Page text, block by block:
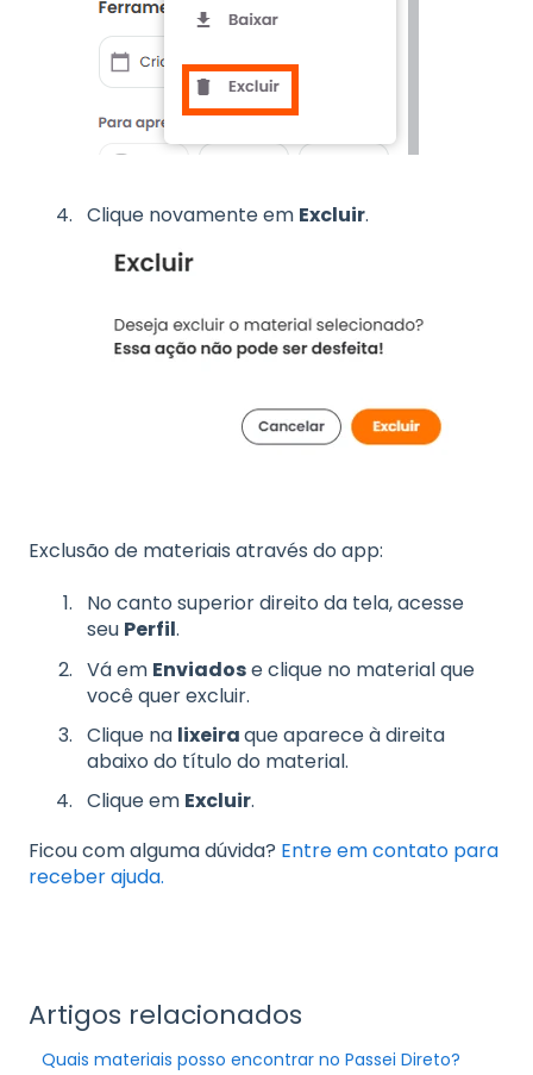
Clique novamente em Excluir.
Exclusão de materiais através do app:
No canto superior direito da tela, acesse
seu Perfil.
Vá em Enviadose clique no material que
você quer excluir.
Clique na lixeiraque aparece à direita
abaixo do título do material.
Clique em Excluir.
Ficou com alguma dúvida? Entre em contato para
receber ajuda.
Artigos relacionados
Quais materiais posso encontrar no Passei Direto?